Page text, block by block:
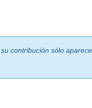
contribución sólo